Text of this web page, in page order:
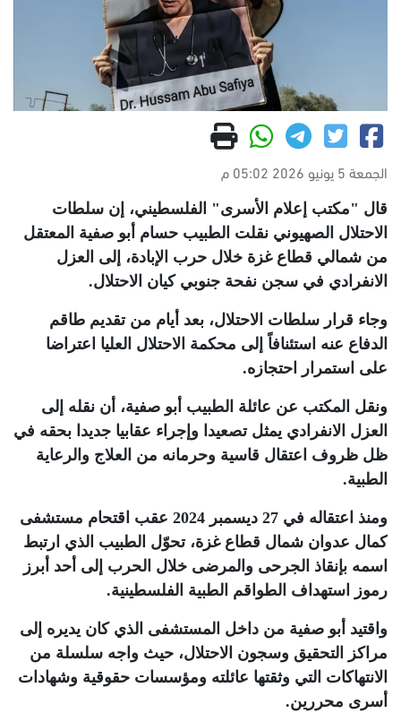
الجمعة 5 يونيو 2026 05:02 م
قال "مكتب إعلام الأسرى" الفلسطيني، إن سلطات
الاحتلال الصهيوني نقلت الطبيب حسام أبو صفية المعتقل
من شمالي قطاع غزة خلال حرب الإبادة، إلى العزل
الانفرادي في سجن نفحة جنوبي كيان الاحتلال.
وجاء قرار سلطات الاحتلال، بعد أيام من تقديم طاقم
الدفاع عنه استئنافاً إلى محكمة الاحتلال العليا اعتراضا
على استمرار احتجازه.
ونقل المكتب عن عائلة الطبيب أبو صفية، أن نقله إلى
العزل الانفرادي يمثل تصعيدا وإجراء عقابيا جديدا بحقه في
ظل ظروف اعتقال قاسية وحرمانه من العلاج والرعاية
الطبية.
ومنذ اعتقاله في 27 ديسمبر 2024 عقب اقتحام مستشفى
كمال عدوان شمال قطاع غزة، تحوّل الطبيب الذي ارتبط
اسمه بإنقاذ الجرحى والمرضى خلال الحرب إلى أحد أبرز
رموز استهداف الطواقم الطبية الفلسطينية.
واقتيد أبو صفية من داخل المستشفى الذي كان يديره إلى
مراكز التحقيق وسجون الاحتلال، حيث واجه سلسلة من
الانتهاكات التي وثقتها عائلته ومؤسسات حقوقية وشهادات
أسرى محررين.